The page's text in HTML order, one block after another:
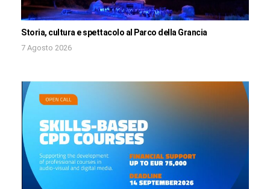
Storia, cultura e spettacolo al Parco della Grancia
7 Agosto 2026